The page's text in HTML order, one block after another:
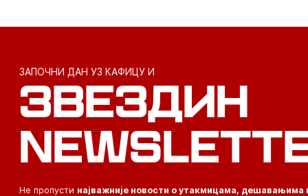
ЗАПОЧНИ ДАН УЗ КАФИЦУ И
ЗВЕЗДИН
Не пропусти најважније новости о утакмицама, дешавањима